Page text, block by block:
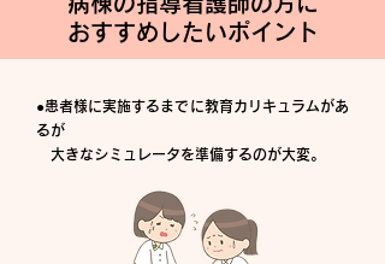
おすすめしたいポイント
●患者様に実施するまでに教育カリキュラムがあ
るが
大きなシミュレータを準備するのが大変。